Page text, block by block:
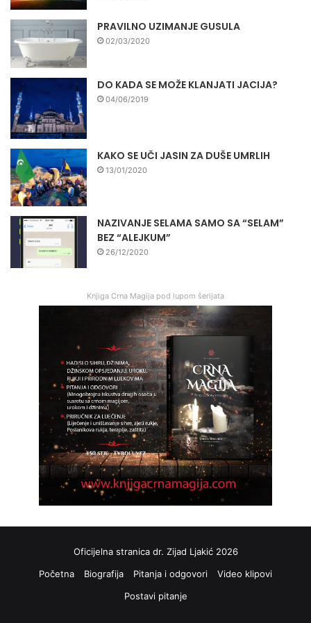
PRAVILNO UZIMANJE GUSULA
02/03/2020
DO KADA SE MOŽE KLANJATI JACIJA?
04/06/2019
KAKO SE UČI JASIN ZA DUŠE UMRLIH
13/01/2020
NAZIVANJE SELAMA SAMO SA “SELAM”
BEZ “ALEJKUM”
26/12/2020
Knjiga Crna Magija pod lupom šerijata
Oficijelna stranica dr. Zijad Ljakić 2026
Početna
Biografija Pitanja i odgovori
Video klipovi
Postavi pitanje